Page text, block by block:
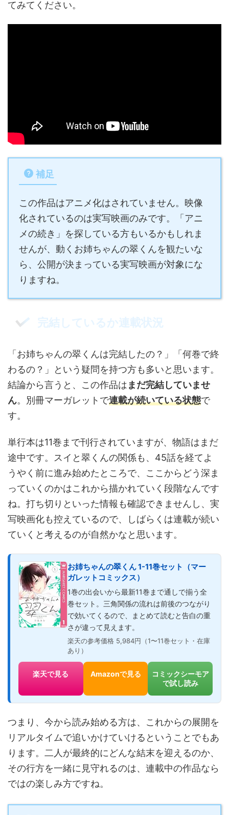
てみてください。
補足
この作品はアニメ化はされていません。映像
化されているのは実写映画のみです。「アニ
メの続き」を探している方もいるかもしれま
せんが、動くお姉ちゃんの翠くんを観たいな
ら、公開が決まっている実写映画が対象にな
りますね。
完結しているか連載状況
「お姉ちゃんの翠くんは完結したの？」「何巻で終
わるの？」という疑問を持つ方も多いと思います。
結論から言うと、この作品はまだ完結していませ
ん。別冊マーガレットで連載が続いている状態で
す。
単行本は11巻まで刊行されていますが、物語はまだ
途中です。スイと翠くんの関係も、45話を経てよ
うやく前に進み始めたところで、ここからどう深ま
っていくのかはこれから描かれていく段階なんです
ね。打ち切りといった情報も確認できませんし、実
写映画化も控えているので、しばらくは連載が続い
ていくと考えるのが自然かなと思います。
お姉ちゃんの翠くん 1-11巻セット（マー
ガレットコミックス）
1巻の出会いから最新11巻まで通しで揃う全
巻セット。三角関係の流れは前後のつながり
で効いてくるので、まとめて読むと告白の重
さが違って見えます。
楽天の参考価格 5,984円（1〜11巻セット・在庫
あり）
楽天で見る Amazonで見る
コミックシーモア
で試し読み
つまり、今から読み始める方は、これからの展開を
リアルタイムで追いかけていけるということでもあ
ります。二人が最終的にどんな結末を迎えるのか、
その行方を一緒に見守れるのは、連載中の作品なら
ではの楽しみ方ですね。